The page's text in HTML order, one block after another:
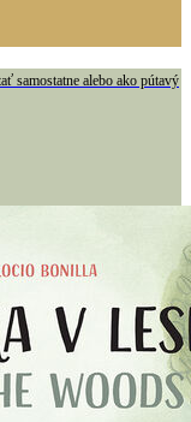
samostatne alebo ako pútavý